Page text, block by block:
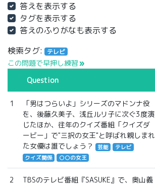
答えを表示する
タグを表示する
答えのふりがなも表示する
検索タグ:
テレビ
この問題で早押し練習 double_arrow
Question
1
「男はつらいよ」シリーズのマドンナ役
を、後藤久美子、浅丘ルリ子に次ぐ3度演
じたほか、往年のクイズ番組「クイズダ
ービー」で"三択の女王"と呼ばれ親しまれ
た女優は誰でしょう？
芸能
テレビ
クイズ関係
○○の女王
2
TBSのテレビ番組『SASUKE』で、奥山義